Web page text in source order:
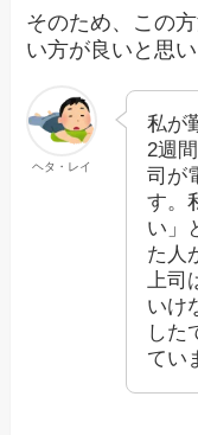
そのため、この
い方が良いと思い
ヘタ・レイ
私が
2週
司が
す。
い」
た人
上司
いけ
した
てい